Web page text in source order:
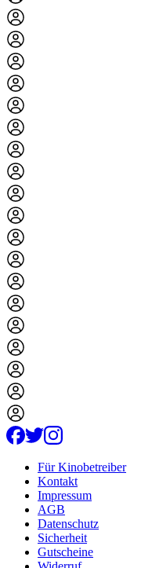
Für Kinobetreiber
Kontakt
Impressum
AGB
Datenschutz
Sicherheit
Gutscheine